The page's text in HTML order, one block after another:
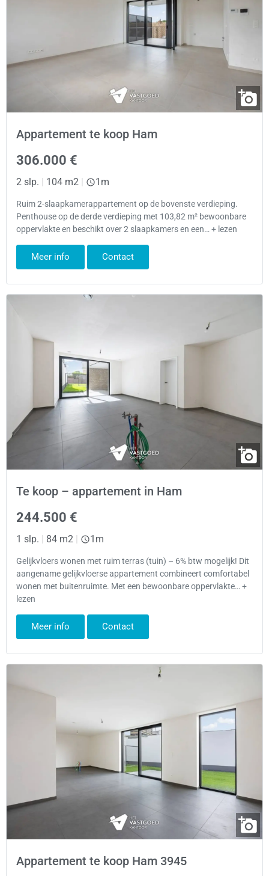
Appartement te koop Ham
306.000 €
2 slp. | 104 m2 | 1m
Ruim 2-slaapkamerappartement op de bovenste verdieping.
Penthouse op de derde verdieping met 103,82 m² bewoonbare
oppervlakte en beschikt over 2 slaapkamers en een… + lezen
Meer info Contact
Te koop – appartement in Ham
244.500 €
1 slp. | 84 m2 | 1m
Gelijkvloers wonen met ruim terras (tuin) – 6% btw mogelijk! Dit
aangename gelijkvloerse appartement combineert comfortabel
wonen met buitenruimte. Met een bewoonbare oppervlakte… +
lezen
Meer info Contact
Appartement te koop Ham 3945